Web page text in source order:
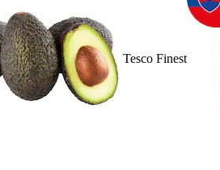
Tesco Finest